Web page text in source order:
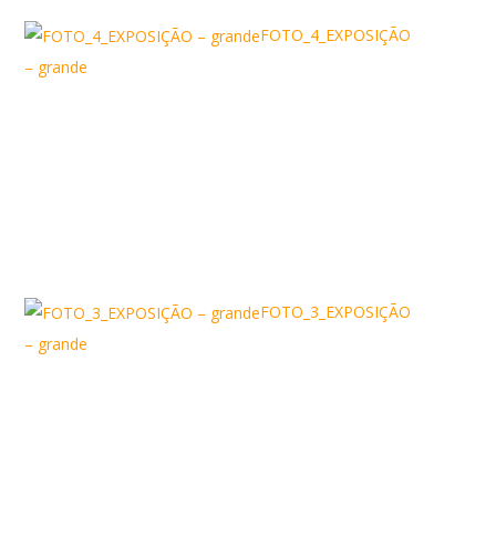
FOTO_4_EXPOSIÇÃO
– grande
FOTO_3_EXPOSIÇÃO
– grande